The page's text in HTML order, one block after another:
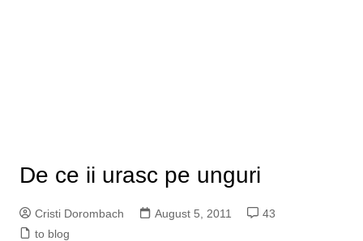
De ce ii urasc pe unguri
Cristi Dorombach August 5, 2011
43
to blog